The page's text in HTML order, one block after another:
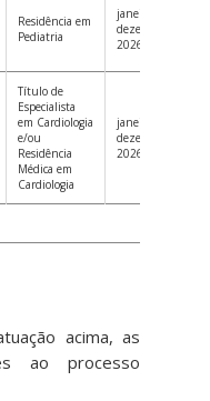
Residência em
Pediatria
janeiro a
dezembro
2026
Título de
Especialista
em Cardiologia
e/ou
Residência
Médica em
Cardiologia
janeiro a
dezembro
2026
acima, as
ao processo